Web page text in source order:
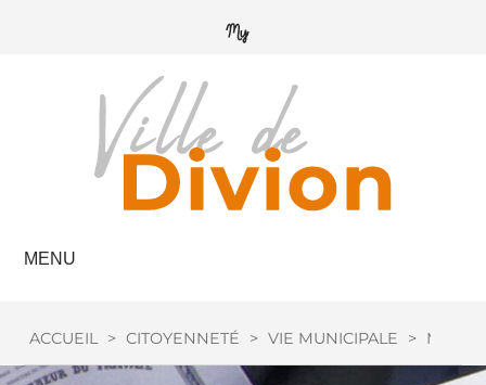
MENU
ACCUEIL > CITOYENNETÉ > VIE MUNICIPALE >